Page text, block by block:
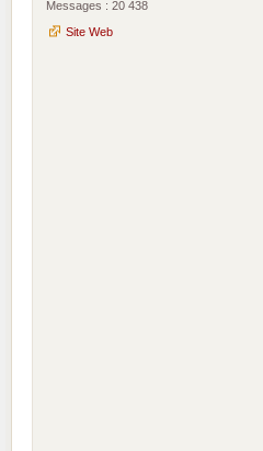
Messages : 20 438
Site Web